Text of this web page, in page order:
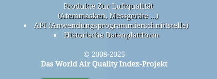
Produkte Zur Luftqualität
(Atemmasken, Messgeräte ...)
API (Anwendungsprogrammierschnittstelle)
Historische Datenplattform
© 2008-2025
Das World Air Quality Index-Projekt